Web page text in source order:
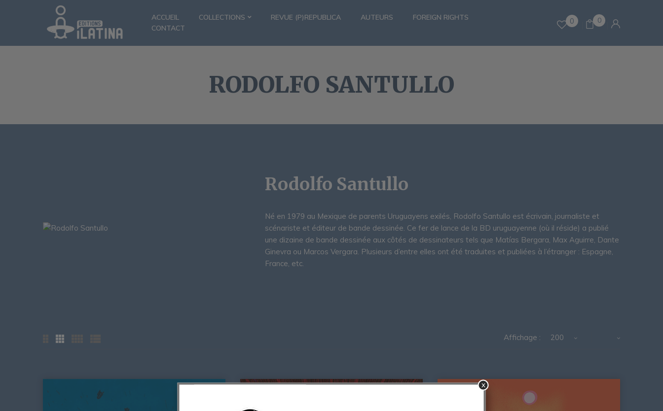
ACCUEIL COLLECTIONS REVUE (P)REPUBLICA AUTEURS
FOREIGN RIGHTS
CONTACT
0 0
RODOLFO SANTULLO
Rodolfo Santullo
Né en 1979 au Mexique de parents Uruguayens exilés, Rodolfo Santullo est écrivain, journaliste et
scénariste et éditeur de bande dessinée. Ce fer de lance de la BD uruguayenne (où il réside) a publié
une dizaine de bande dessinée aux côtés de dessinateurs tels que Matías Bergara, Max Aguirre, Dante
Ginevra ou Marcos Vergara. Plusieurs d’entre elles ont été traduites et publiées à l’étranger : Espagne,
France, etc.
Affichage : 200
x